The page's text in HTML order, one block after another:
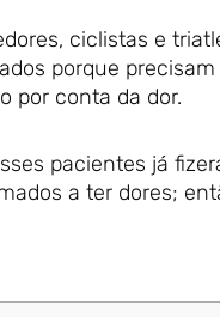
ciclistas e
porque
por conta da dor.
pacientes já
a ter dores;